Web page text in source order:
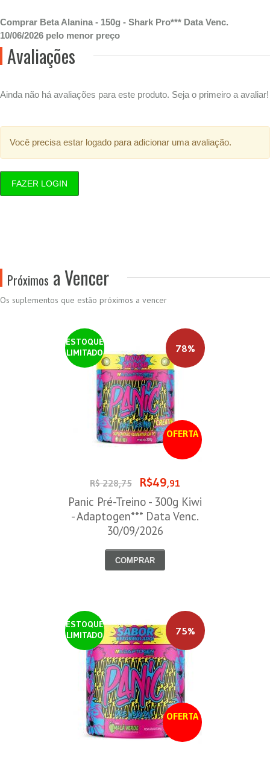
Comprar Beta Alanina - 150g - Shark Pro*** Data Venc.
10/06/2026 pelo menor preço
Avaliações
Ainda não há avaliações para este produto. Seja o primeiro a avaliar!
Você precisa estar logado para adicionar uma avaliação.
FAZER LOGIN
Próximos a Vencer
Os suplementos que estão próximos a vencer
ESTOQUE
LIMITADO
OFERTA
78%
R$ 228,75 R$49,91
Panic Pré-Treino - 300g Kiwi
- Adaptogen*** Data Venc.
30/09/2026
COMPRAR
ESTOQUE
LIMITADO
OFERTA
75%